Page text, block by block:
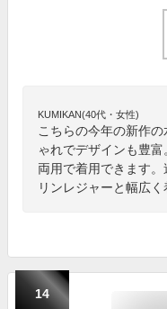
KUMIKAN(40代・女性)
こちらの今年の新作
ゃれでデザインも豊
両用で着用できます
リンレジャーと幅広く
14